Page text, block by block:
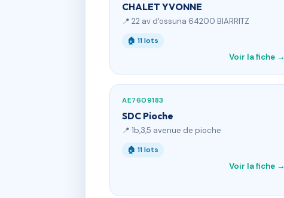
CHALET YVONNE
📍 22 av d'ossuna 64200 BIARRITZ
🏠 11 lots
Voir la fiche →
AE7609183
SDC Pioche
📍 1b,3,5 avenue de pioche
🏠 11 lots
Voir la fiche →